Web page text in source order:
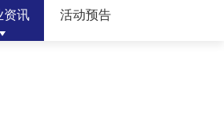
资讯 活动预告